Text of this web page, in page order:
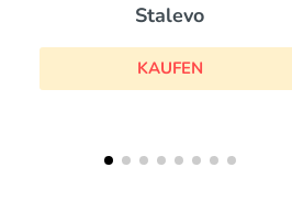
Anafranil
KAUFEN